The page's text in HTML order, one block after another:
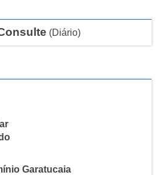
(Diário)
Garatucaia